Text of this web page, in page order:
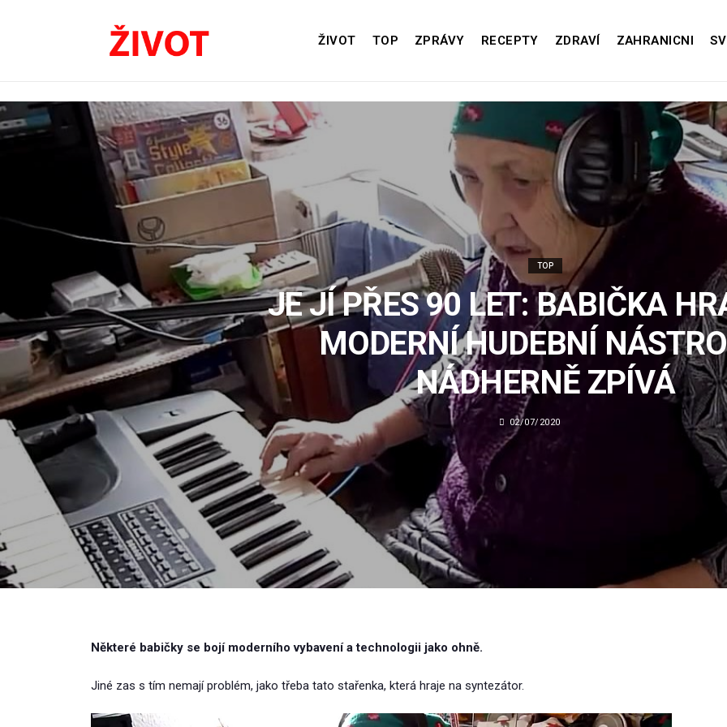
ŽIVOT TOP ZPRÁVY RECEPTY ZDRAVÍ ZAHRANICNI
TOP
JE JÍ PŘES 90 LET: BABIČKA
MODERNÍ HUDEBNÍ
NÁDHERNĚ ZPÍVÁ
02/07/2020
Některé babičky se bojí moderního vybavení a technologii jako ohně.
Jiné zas s tím nemají problém, jako třeba tato stařenka, která hraje na syntezátor.